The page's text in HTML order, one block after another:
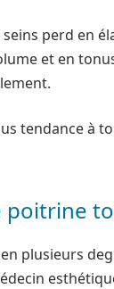
perd en
et en
tendance à
plusieurs